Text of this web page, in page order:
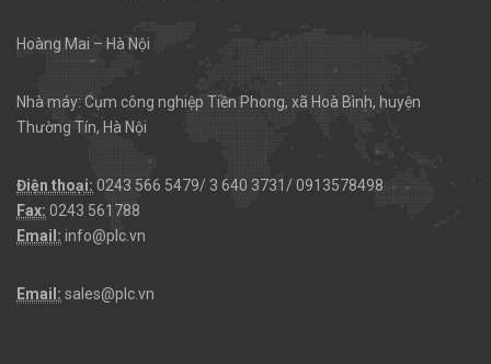
Hoàng Mai – Hà Nội
Nhà máy: Cụm công nghiệp Tiền Phong, xã Hoà Bình, huyện
Thường Tín, Hà Nội
Điện thoại: 0243 566 5479/ 3 640 3731/ 0913578498
Fax: 0243 561788
Email: info@plc.vn
Email: sales@plc.vn